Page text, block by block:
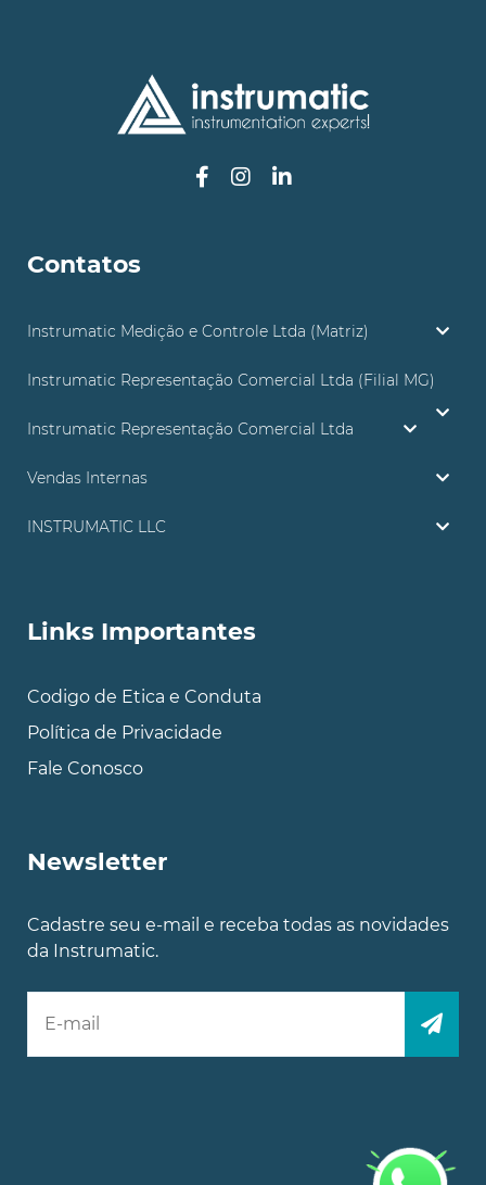
Contatos
Instrumatic Medição e Controle Ltda (Matriz)
Instrumatic Representação Comercial Ltda (Filial MG)
Instrumatic Representação Comercial Ltda
Vendas Internas
INSTRUMATIC LLC
Links Importantes
Codigo de Etica e Conduta
Política de Privacidade
Fale Conosco
Newsletter
Cadastre seu e-mail e receba todas as novidades
da Instrumatic.